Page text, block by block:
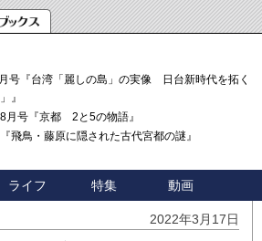
号『台湾「麗しの島」の実像 日台新時代を拓く「3
』
月号『京都 2と5の物語』
飛鳥・藤原に隠された古代宮都の謎』
ライフ 特集 動画
2022年3月17日